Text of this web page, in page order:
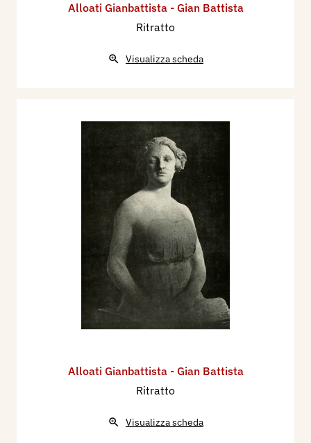
Alloati Gianbattista - Gian Battista
Ritratto
Visualizza scheda
Alloati Gianbattista - Gian Battista
Ritratto
Visualizza scheda